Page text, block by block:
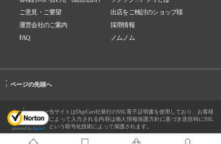
ご意見・ご要望
出店をご検討のショップ様
運営会社のご案内
採用情報
FAQ
ノムノム
-
↑ ページの先頭へ
当サイトはDigiCert社発行のSSL電子証明書を使用しており、お客様
によって入力される内容は個人情報保護方針に基づき送信時にSSL
という暗号化技術によって保護されます。